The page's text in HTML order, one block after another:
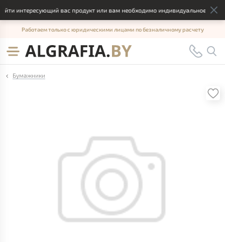
интересующий вас продукт или вам необходимо индивидуальное
Работаем только с юридическими лицами по безналичному расчету
Бумажники